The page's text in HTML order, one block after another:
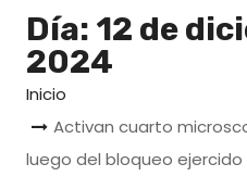
Día: 12 de
2024
Inicio
Activan cuarto
luego del bloqueo